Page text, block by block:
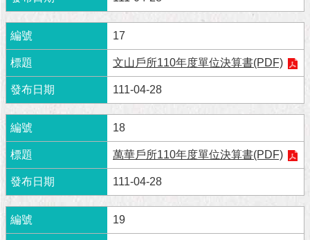
告
隱
私
權
及
資
訊
安
全
政
策
RSS
17
文山戶所110年度單位決算書(PDF)
111-04-28
18
萬華戶所110年度單位決算書(PDF)
111-04-28
19